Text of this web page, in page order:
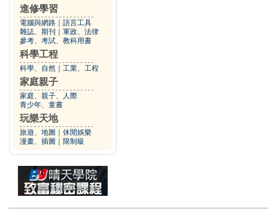
進修學習
電腦與網路
語言工具
雜誌、期刊
軍政、法律
參考、考試、教科用書
科學工程
科學、自然 工業、工程
家庭親子
家庭、親子、人際
青少年、童書
玩樂天地
旅遊、地圖
休閒娛樂
漫畫、插圖
限制級